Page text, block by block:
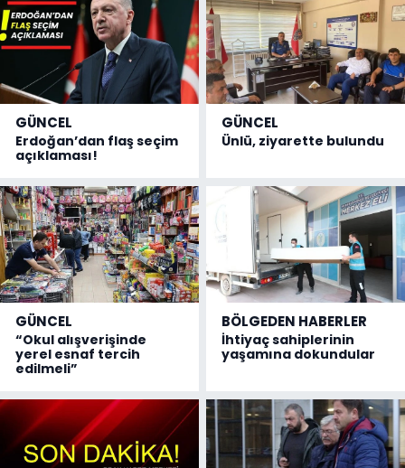
GÜNCEL
Erdoğan’dan flaş seçim
açıklaması!
GÜNCEL
Ünlü, ziyarette bulundu
GÜNCEL
“Okul alışverişinde
yerel esnaf tercih
edilmeli”
BÖLGEDEN HABERLER
İhtiyaç sahiplerinin
yaşamına dokundular